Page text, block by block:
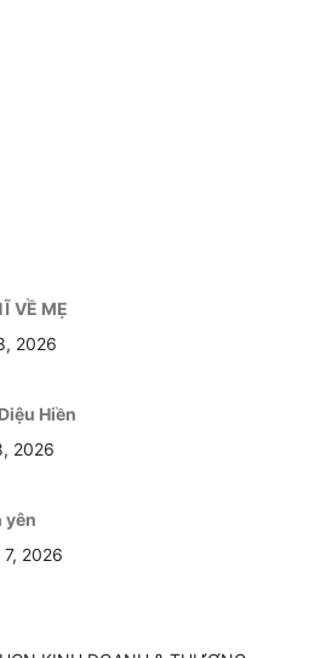
VỀ MẸ
2026
Hiền
2026
yên
2026